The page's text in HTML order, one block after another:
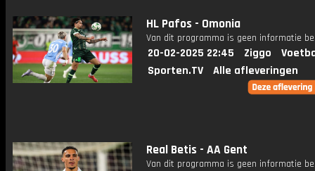
HL Pafos - Omonia
Van dit programma is geen informatie
20-02-2025 22:45 Ziggo
Sporten.TV
Alle afleveringen
Real Betis - AA Gent
Van dit programma is geen informatie